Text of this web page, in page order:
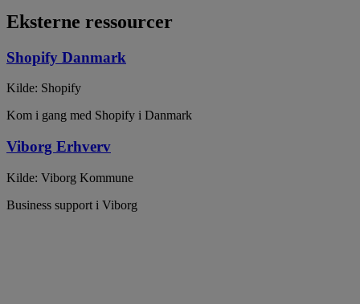
Eksterne ressourcer
Shopify Danmark
Kilde: Shopify
Kom i gang med Shopify i Danmark
Viborg Erhverv
Kilde: Viborg Kommune
Business support i Viborg